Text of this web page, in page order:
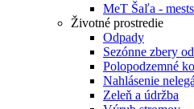
MeT Šaľa -
Životné prostredie
Odpady
Sezónne zbery
Polopodzemné
Nahlásenie
Zeleň a údržba